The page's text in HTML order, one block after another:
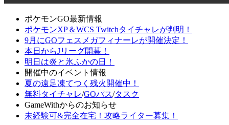
ポケモンGO最新情報
ポケモンXP＆WCS Twitchタイチャレが判明！
9月にGOフェスメガフィナーレが開催決定！
本日からJリーグ開幕！
明日は炎と氷ふかの日！
開催中のイベント情報
夏の遠足凍てつく残火開催中！
無料タイチャレ/GOパス/タスク
GameWithからのお知らせ
未経験可&完全在宅！攻略ライター募集！